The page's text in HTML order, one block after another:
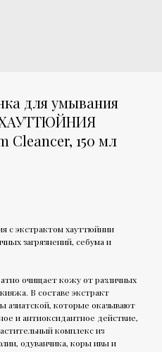
для умывания
Cleancer, 150 мл
с экстрактом хауттюйнии
загрязнений, себума и
очищает кожу от различных
В составе экстракт
азиатской, которые оказывают
и антиоксидантное действие,
комплекс из
одуванчика, коры ивы и